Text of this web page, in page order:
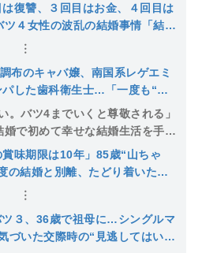
は復讐、３回目はお金、４回目は
４女性の波乱の結婚事情「結婚
なもん」
布のキャバ嬢、南国系レゲエミ
パした歯科衛生士…「一度も“結
ない」のに４度も結婚した理由
。バツ4までいくと尊敬される」
で初めて幸せな結婚生活を手に
賞味期限は10年」85歳“山ちゃ
結婚と別離、たどり着いた
３、36歳で祖母に…シングルマ
づいた交際時の“見逃してはいけ